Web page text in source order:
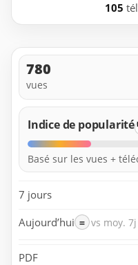
105
780
vues
Indice de popularité
Basé sur les vues +
7 jours
Aujourd’hui = vs moy.
PDF